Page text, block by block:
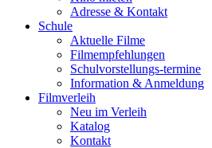
Adresse & Kontakt
Schule
Aktuelle Filme
Filmempfehlungen
Schulvorstellungs-termine
Information & Anmeldung
Filmverleih
Neu im Verleih
Katalog
Kontakt